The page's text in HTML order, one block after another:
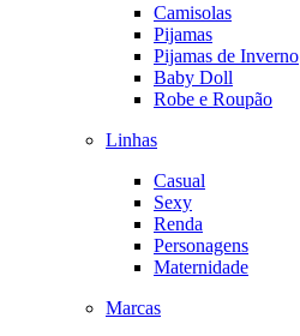
Camisolas
Pijamas
Pijamas de Inverno
Baby Doll
Robe e Roupão
Linhas
Casual
Sexy
Renda
Personagens
Maternidade
Marcas